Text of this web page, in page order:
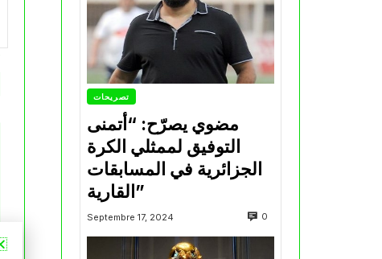
تصريحات
مضوي يصرّح: “أتمنى
التوفيق لممثلي الكرة
الجزائرية في المسابقات
القارية”
Septembre 17, 2024 0